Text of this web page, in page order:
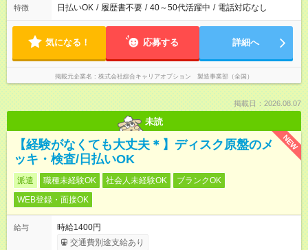
特徴 日払いOK / 履歴書不要 / 40～50代活躍中 / 電話対応なし
気になる！ 応募する 詳細へ
掲載元企業名 株式会社綜合キャリアオプション 製造事業部（全国）
掲載日：2026.08.07
未読
NEW
【経験がなくても大丈夫＊】ディスク原盤のメ
ッキ・検査/日払いOK
派遣 職種未経験OK 社会人未経験OK
ブランクOK
WEB登録・面接OK
給与
時給1400円
交通費別途支給あり